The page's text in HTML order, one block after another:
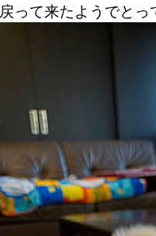
戻って来たようでと